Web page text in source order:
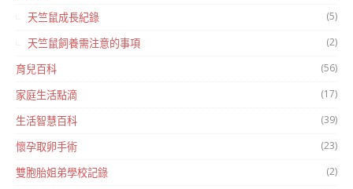
天竺鼠成長紀錄 (5)
天竺鼠飼養需注意的事項 (2)
育兒百科 (56)
家庭生活點滴 (17)
生活智慧百科 (39)
懷孕取卵手術 (23)
雙胞胎姐弟學校記錄 (2)